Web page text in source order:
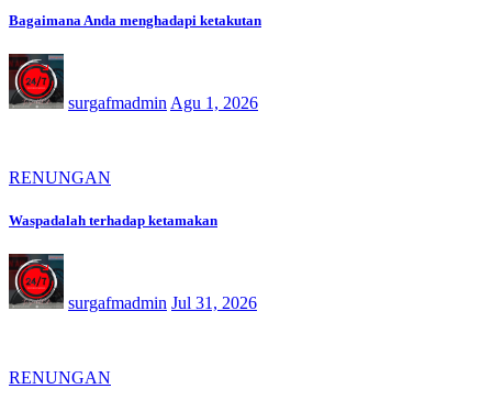
Bagaimana Anda menghadapi ketakutan
surgafmadmin Agu 1, 2026
RENUNGAN
Waspadalah terhadap ketamakan
surgafmadmin Jul 31, 2026
RENUNGAN